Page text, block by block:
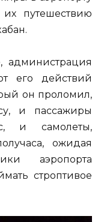
путешествию
администрация
его действий
он проломил,
и пассажиры
и самолеты,
ожидая
аэропорта
строптивое